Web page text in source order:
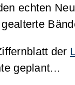
echten
der
geplant…